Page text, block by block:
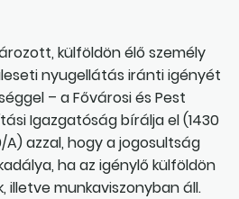
külföldön élő személy
nyugellátás iránti igényét
– a Fővárosi és Pest
Igazgatóság bírálja el (1430
A) azzal, hogy a jogosultság
ha az igénylő külföldön
illetve munkaviszonyban áll.